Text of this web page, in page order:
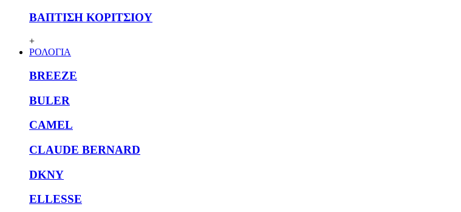
ΒΑΠΤΙΣΗ ΚΟΡΙΤΣΙΟΥ
+
ΡΟΛΟΓΙΑ
BREEZE
BULER
CAMEL
CLAUDE BERNARD
DKNY
ELLESSE